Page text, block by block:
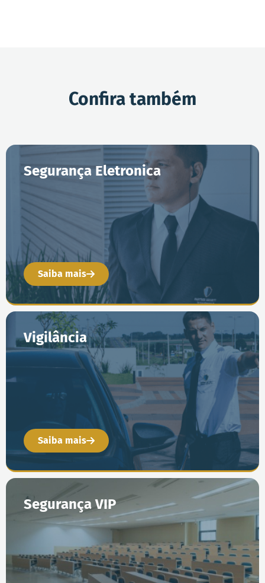
Confira também
Segurança Eletronica
Saiba mais
Vigilância
Saiba mais
Segurança VIP